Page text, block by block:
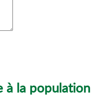
à la population